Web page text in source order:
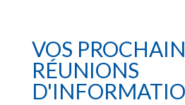
VOS
RÉUNIONS